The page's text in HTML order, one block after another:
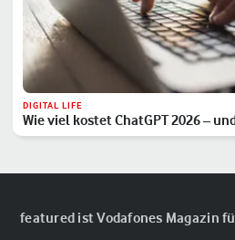
DIGITAL LIFE
Wie viel kostet ChatGPT 2026 –
featured ist Vodafones Magazin